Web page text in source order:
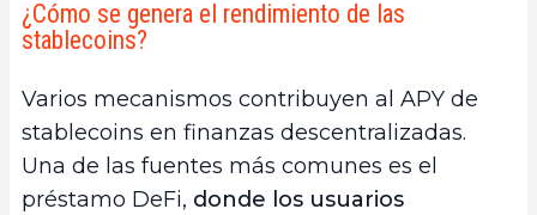
¿Cómo se genera el rendimiento de las
stablecoins?
Varios mecanismos contribuyen al APY de
stablecoins en finanzas descentralizadas.
Una de las fuentes más comunes es el
préstamo DeFi, donde los usuarios